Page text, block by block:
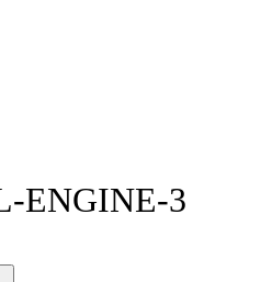
ENGINE-3